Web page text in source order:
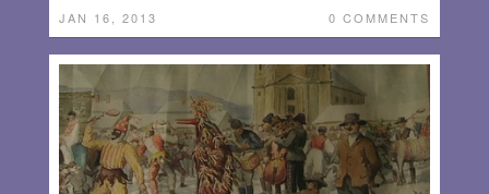
JAN 16, 2013 0 COMMENTS